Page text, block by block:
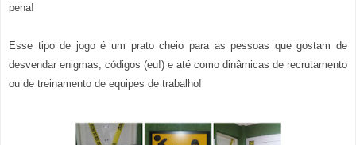
pena!
Esse tipo de jogo é um prato cheio para as pessoas que gostam de
desvendar enigmas, códigos (eu!) e até como dinâmicas de recrutamento
ou de treinamento de equipes de trabalho!